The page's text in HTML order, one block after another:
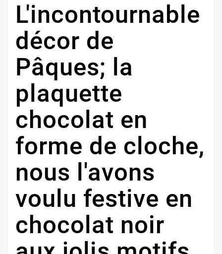
L'incontournable
décor de
Pâques; la
plaquette
chocolat en
forme de cloche,
nous l'avons
voulu festive en
chocolat noir